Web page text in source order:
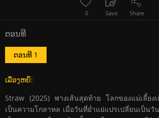
0 Save Share
ຕອນທີ
ຕອນທີ 1
ເລື່ອງຫຍໍ້:
Straw (2025) ฟางเส้นสุดท้าย โลกของแม่เลี้ยง
เป็นความโกลาหล เมื่อวันที่ย่ำแย่แปรเปลี่ยนเป็นวั